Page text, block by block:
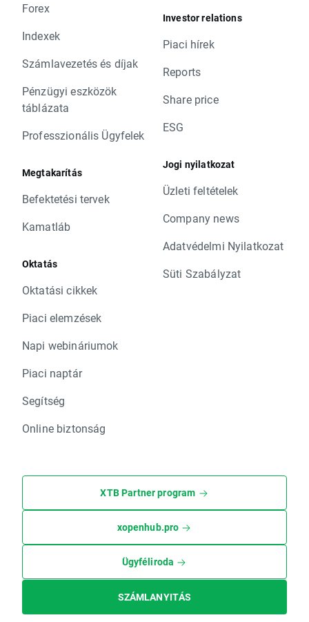
Forex
Indexek
Számlavezetés és díjak
Pénzügyi eszközök
táblázata
Professzionális Ügyfelek
Megtakarítás
Befektetési tervek
Kamatláb
Oktatás
Oktatási cikkek
Piaci elemzések
Napi webináriumok
Piaci naptár
Segítség
Online biztonság
Investor relations
Piaci hírek
Reports
Share price
ESG
Jogi nyilatkozat
Üzleti feltételek
Company news
Adatvédelmi Nyilatkozat
Süti Szabályzat
XTB Partner program
xopenhub.pro
Ügyféliroda
SZÁMLANYITÁS